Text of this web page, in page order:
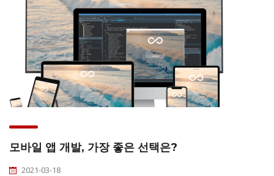
모바일 앱 개발, 가장 좋은 선택은?
2021-03-18